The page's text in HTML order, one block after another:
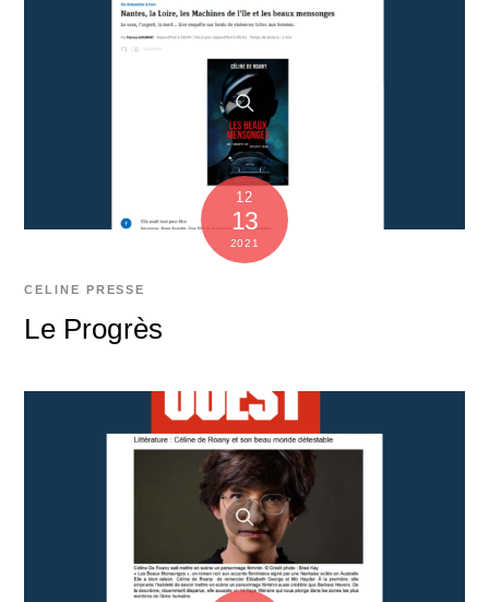
12
13
2021
Le Progrès
CELINE PRESSE